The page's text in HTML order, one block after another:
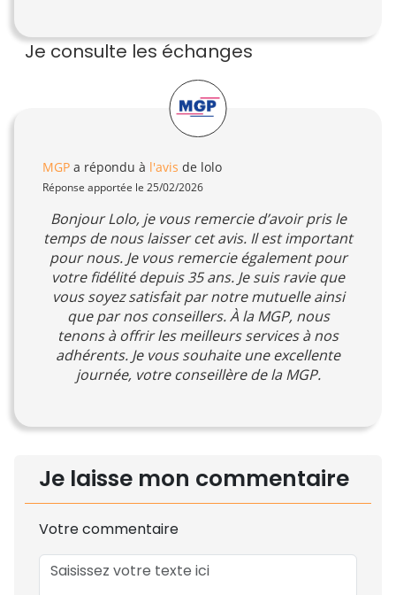
Je consulte les échanges
MGP a répondu à l'avis de lolo
Réponse apportée le 25/02/2026
Bonjour Lolo, je vous remercie d’avoir pris le
temps de nous laisser cet avis. Il est important
pour nous. Je vous remercie également pour
votre fidélité depuis 35 ans. Je suis ravie que
vous soyez satisfait par notre mutuelle ainsi
que par nos conseillers. À la MGP, nous
tenons à offrir les meilleurs services à nos
adhérents. Je vous souhaite une excellente
journée, votre conseillère de la MGP.
Je laisse mon commentaire
Votre commentaire